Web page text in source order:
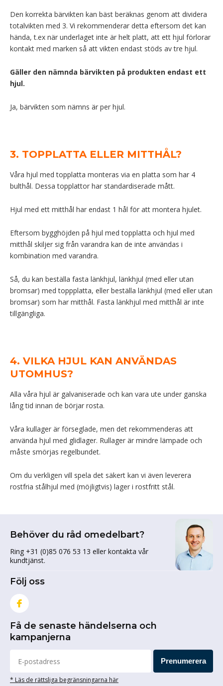
Den korrekta bärvikten kan bäst beräknas genom att dividera
totalvikten med 3. Vi rekommenderar detta eftersom det kan
hända, t.ex när underlaget inte är helt platt, att ett hjul förlorar
kontakt med marken så att vikten endast stöds av tre hjul.
Gäller den nämnda bärvikten på produkten endast ett
hjul.
Ja, bärvikten som nämns är per hjul.
3. TOPPLATTA ELLER MITTHÅL?
Våra hjul med topplatta monteras via en platta som har 4
bulthål. Dessa topplattor har standardiserade mått.
Hjul med ett mitthål har endast 1 hål för att montera hjulet.
Eftersom bygghöjden på hjul med topplatta och hjul med
mitthål skiljer sig från varandra kan de inte användas i
kombination med varandra.
Så, du kan beställa fasta länkhjul, länkhjul (med eller utan
bromsar) med toppplatta, eller beställa länkhjul (med eller utan
bromsar) som har mitthål. Fasta länkhjul med mitthål är inte
tillgängliga.
4. VILKA HJUL KAN ANVÄNDAS
UTOMHUS?
Alla våra hjul är galvaniserade och kan vara ute under ganska
lång tid innan de börjar rosta.
Våra kullager är förseglade, men det rekommenderas att
använda hjul med glidlager. Rullager är mindre lämpade och
måste smörjas regelbundet.
Om du verkligen vill spela det säkert kan vi även leverera
rostfria stålhjul med (möjligtvis) lager i rostfritt stål.
Behöver du råd omedelbart?
Ring +31 (0)85 076 53 13 eller kontakta vår
kundtjänst.
Följ oss
Få de senaste händelserna och
kampanjerna
Prenumerera
* Läs de rättsliga begränsningarna här